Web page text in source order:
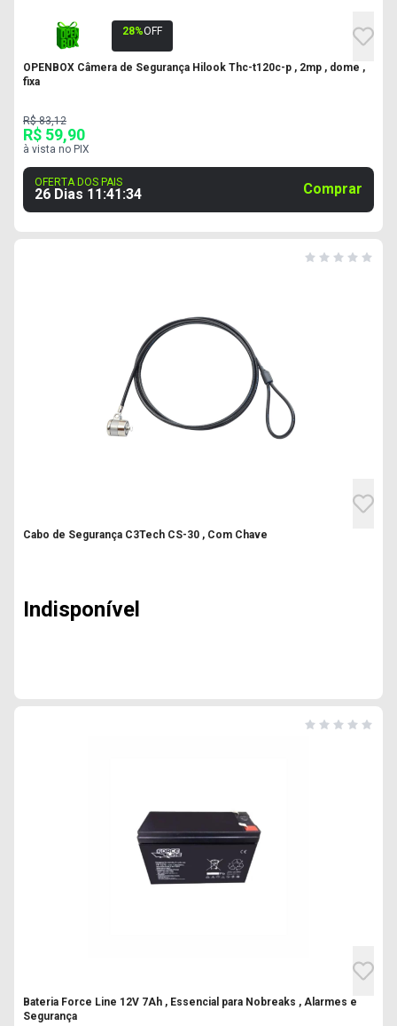
28%OFF
OPENBOX Câmera de Segurança Hilook Thc-t120c-p , 2mp , dome ,
fixa
R$ 83,12
R$ 59,90
à vista no PIX
OFERTA DOS PAIS
26 Dias 11:41:33 Comprar
Cabo de Segurança C3Tech CS-30 , Com Chave
Indisponível
Bateria Force Line 12V 7Ah , Essencial para Nobreaks , Alarmes e
Segurança